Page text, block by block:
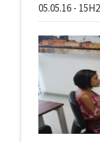
05.05.16 -